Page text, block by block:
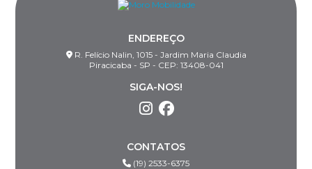
ENDEREÇO
R. Felício Nalin, 1015 - Jardim Maria Claudia
Piracicaba - SP - CEP: 13408-041
SIGA-NOS!
CONTATOS
(19) 2533-6375